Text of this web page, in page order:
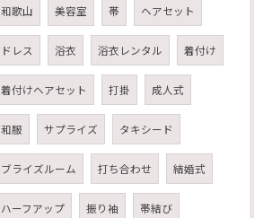
和歌山 美容室 帯 ヘアセット
ドレス 浴衣 浴衣レンタル 着付け
着付けヘアセット 打掛 成人式
和服 サプライズ タキシード
ブライズルーム 打ち合わせ 結婚式
ハーフアップ 振り袖 帯結び